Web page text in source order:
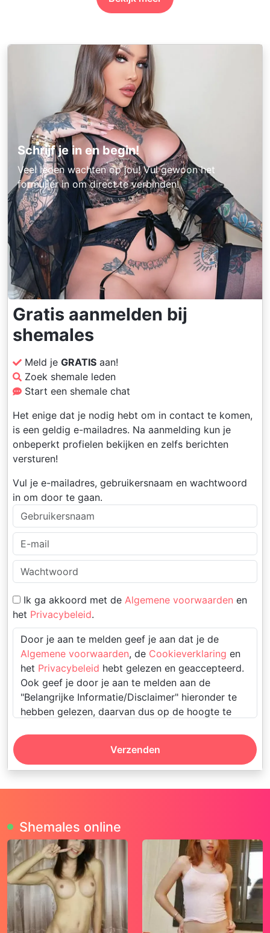
Schrijf je in en begin!
Veel leden wachten op jou! Vul gewoon het
formulier in om direct te verbinden!
Gratis aanmelden bij
shemales
Meld je GRATIS aan!
Zoek shemale leden
Start een shemale chat
Het enige dat je nodig hebt om in contact te komen,
is een geldig e-mailadres. Na aanmelding kun je
onbeperkt profielen bekijken en zelfs berichten
versturen!
Vul je e-mailadres, gebruikersnaam en wachtwoord
in om door te gaan.
Ik ga akkoord met de Algemene voorwaarden en
het Privacybeleid.
Door je aan te melden geef je aan dat je de
Algemene voorwaarden, de Cookieverklaring en
het Privacybeleid hebt gelezen en geaccepteerd.
Ook geef je door je aan te melden aan de
"Belangrijke Informatie/Disclaimer" hieronder te
hebben gelezen, daarvan dus op de hoogte te
Deze website is uitsluitend bestemd voor
je nog geen 18 jaar, verlaat deze website dan
onmiddellijk.
Wees erop bedacht dat deze website
expliciet seksuele en erotische content, zoals
foto’s en tekstberichten bevat. Deze zijn niet
bestemd voor jouw eventueel minderjarige
kinderen.
Verzenden
Shemales online